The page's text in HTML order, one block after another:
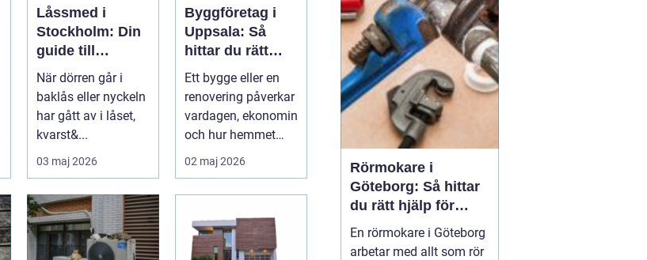
Låssmed i
Stockholm: Din
guide till
trygghet och
säkerhet
När dörren går i
baklås eller nyckeln
har gått av i låset,
kvarst&...
03 maj 2026
Byggföretag i
Uppsala: Så
hittar du rätt
partner för ditt
projekt
Ett bygge eller en
renovering påverkar
vardagen, ekonomin
och hur hemmet
fungerar under
l&arin...
02 maj 2026
med hög komfort och
lägre klimatpåverkan. En
pelletskamin ger snabb,
jämn värm...
Rörmokare i
Göteborg: Så hittar
du rätt hjälp för
vatten, värme och
avlopp
En rörmokare i Göteborg
arbetar med allt som rör